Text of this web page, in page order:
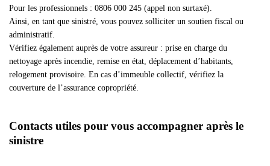
Pour les professionnels : 0806 000 245 (appel non surtaxé).
Ainsi, en tant que sinistré, vous pouvez solliciter un soutien fiscal ou
administratif.
Vérifiez également auprès de votre assureur : prise en charge du
nettoyage après incendie, remise en état, déplacement d’habitants,
relogement provisoire. En cas d’immeuble collectif, vérifiez la
couverture de l’assurance copropriété.
Contacts utiles pour vous accompagner après le
sinistre